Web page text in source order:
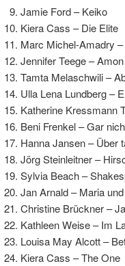
Jamie Ford – Keiko
Kiera Cass – Die Elite
Marc Michel-Amadry
Jennifer Teege – Amon
Tamta Melaschwili –
Ulla Lena Lundberg –
Katherine Kressmann
Beni Frenkel – Gar
Hanna Jansen – Über
Jörg Steinleitner –
Sylvia Beach –
Jan Arnald – Maria
Christine Brückner –
Kathleen Weise – Im
Louisa May Alcott –
Kiera Cass – The One